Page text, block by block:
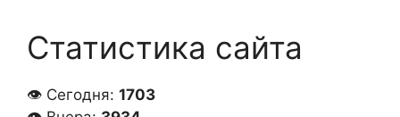
Статистика сайта
👁 Сегодня: 1703